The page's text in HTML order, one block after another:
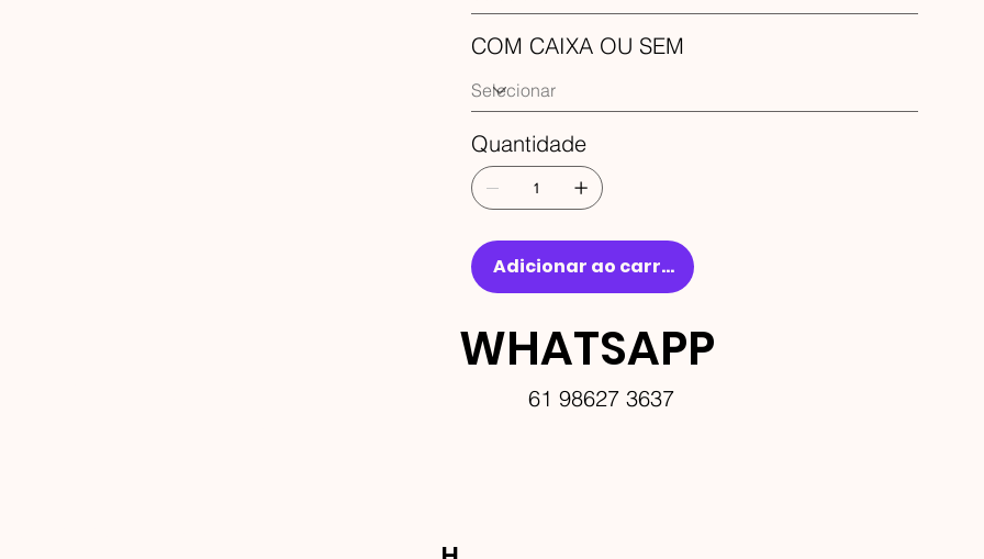
COM CAIXA OU SEM
Quantidade
Adicionar ao carrinho
WHATSAPP
61 98627 3637